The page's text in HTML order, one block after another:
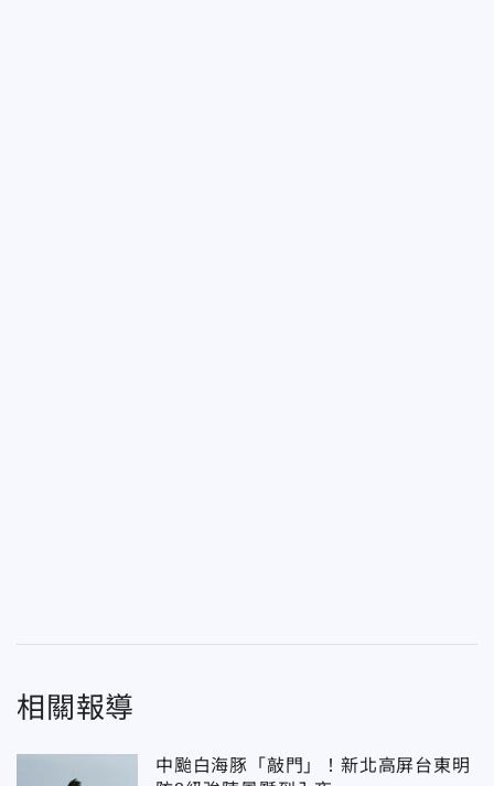
相關報導
中颱白海豚「敲門」！新北高屏台東明